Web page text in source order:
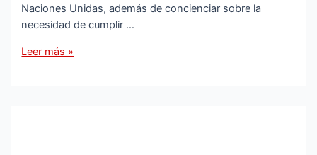
Naciones Unidas, además de concienciar sobre la
necesidad de cumplir …
Teatro
Leer más »